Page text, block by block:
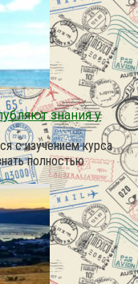
знания у
с изучением курса
полностью